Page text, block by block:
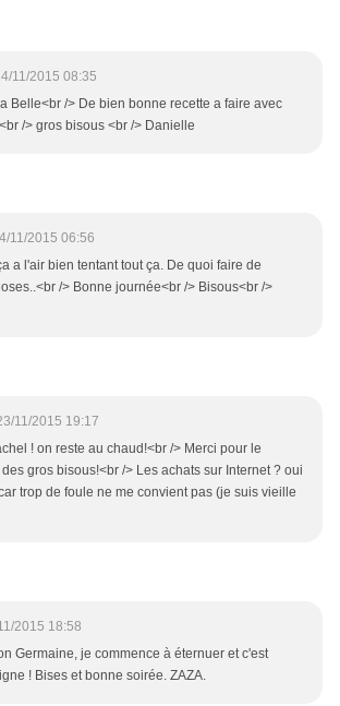
11/2015 08:35
Belle<br /> De bien bonne recette a faire avec
/> gros bisous <br /> Danielle
11/2015 06:56
a l'air bien tentant tout ça. De quoi faire de
/> Bonne journée<br /> Bisous<br />
11/2015 19:17
! on reste au chaud!<br /> Merci pour le
gros bisous!<br /> Les achats sur Internet ? oui
trop de foule ne me convient pas (je suis vieille
2015 18:58
Germaine, je commence à éternuer et c'est
! Bises et bonne soirée. ZAZA.